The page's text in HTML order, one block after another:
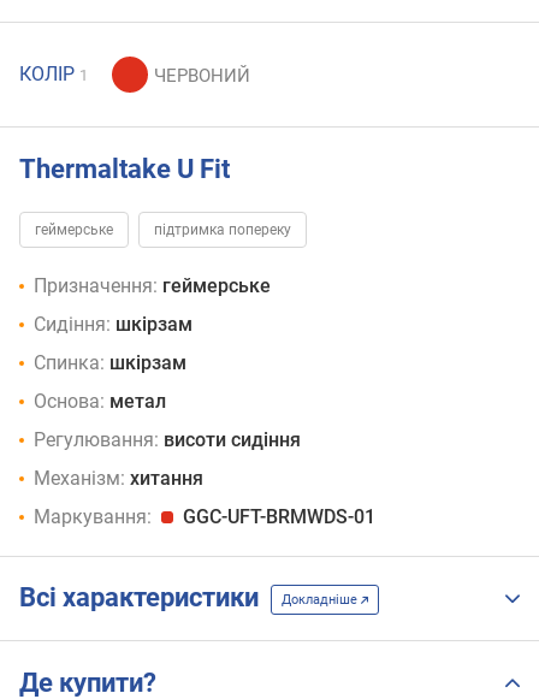
КОЛІР 1
Thermaltake U Fit
геймерське підтримка попереку
Призначення: геймерське
Сидіння: шкірзам
Спинка: шкірзам
Основа: метал
Регулювання: висоти сидіння
Механізм: хитання
Маркування:
GGC-UFT-BRMWDS-01
Всі характеристики Докладніше
Де купити?